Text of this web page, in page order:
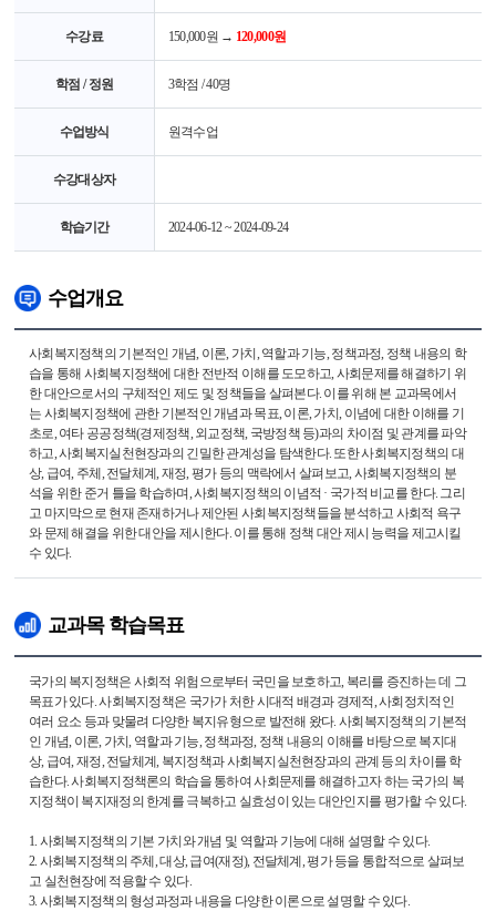
수강료 150,000원 → 120,000원
학점 / 정원 3학점 / 40명
수업방식 원격수업
수강대상자
학습기간 2024-06-12 ~ 2024-09-24
수업개요
사회복지정책의 기본적인 개념, 이론, 가치, 역할과 기능, 정책과정, 정책 내용의 학
습을 통해 사회복지정책에 대한 전반적 이해를 도모하고, 사회문제를 해결하기 위
한 대안으로서의 구체적인 제도 및 정책들을 살펴본다. 이를 위해 본 교과목에서
는 사회복지정책에 관한 기본적인 개념과 목표, 이론, 가치, 이념에 대한 이해를 기
초로, 여타 공공정책(경제정책, 외교정책, 국방정책 등)과의 차이점 및 관계를 파악
하고, 사회복지실천현장과의 긴밀한 관계성을 탐색한다. 또한 사회복지정책의 대
상, 급여, 주체, 전달체계, 재정, 평가 등의 맥락에서 살펴보고, 사회복지정책의 분
석을 위한 준거 틀을 학습하며, 사회복지정책의 이념적 · 국가적 비교를 한다. 그리
고 마지막으로 현재 존재하거나 제안된 사회복지정책들을 분석하고 사회적 욕구
와 문제 해결을 위한 대안을 제시한다. 이를 통해 정책 대안 제시 능력을 제고시킬
수 있다.
교과목 학습목표
국가의 복지정책은 사회적 위험으로부터 국민을 보호하고, 복리를 증진하는 데 그
목표가 있다. 사회복지정책은 국가가 처한 시대적 배경과 경제적, 사회정치적인
여러 요소 등과 맞물려 다양한 복지유형으로 발전해 왔다. 사회복지정책의 기본적
인 개념, 이론, 가치, 역할과 기능, 정책과정, 정책 내용의 이해를 바탕으로 복지대
상, 급여, 재정, 전달체계, 복지정책과 사회복지실천현장과의 관계 등의 차이를 학
습한다. 사회복지정책론의 학습을 통하여 사회문제를 해결하고자 하는 국가의 복
지정책이 복지재정의 한계를 극복하고 실효성이 있는 대안인지를 평가할 수 있다.
1. 사회복지정책의 기본 가치와 개념 및 역할과 기능에 대해 설명할 수 있다.
2. 사회복지정책의 주체, 대상, 급여(재정), 전달체계, 평가 등을 통합적으로 살펴보
고 실천현장에 적용할 수 있다.
3. 사회복지정책의 형성과정과 내용을 다양한 이론으로 설명할 수 있다.